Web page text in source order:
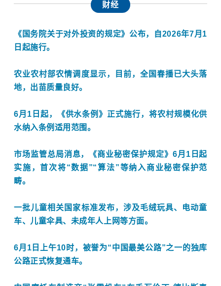
财经
《国务院关于对外投资的规定》公布，自2026年7月1
日起施行。
农业农村部农情调度显示，目前，全国春播已大头落
地，出苗质量良好。
6月1日起，《供水条例》正式施行，将农村规模化供
水纳入条例适用范围。
市场监管总局消息，《商业秘密保护规定》6月1日起
实施，首次将“数据”“算法”等纳入商业秘密保护范
畴。
一批儿童相关国家标准发布，涉及毛绒玩具、电动童
车、儿童伞具、未成年人上网等方面。
6月1日上午10时，被誉为“中国最美公路”之一的独库
公路正式恢复通车。